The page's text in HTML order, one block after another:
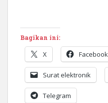
Bagikan ini:
X Facebook
Surat elektronik
Telegram